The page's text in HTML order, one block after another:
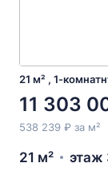
21 м² , 1-
11 303
538 239 ₽ за м²
21 м² этаж